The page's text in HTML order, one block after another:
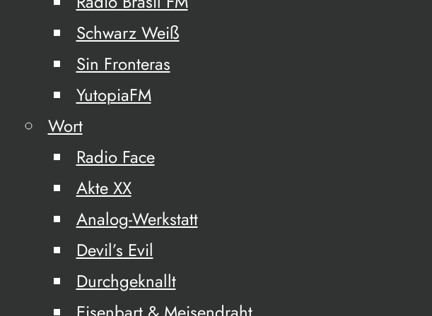
Schwarz Weiß
Sin Fronteras
YutopiaFM
Wort
Radio Face
Akte XX
Analog-Werkstatt
Devil’s Evil
Durchgeknallt